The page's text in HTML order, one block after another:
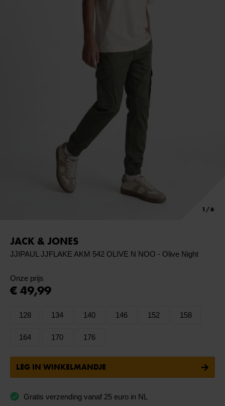
JACK & JONES
JJIPAUL JJFLAKE AKM 542 OLIVE N NOO - Olive Night
Onze prijs
€ 49,99
128 134 140 146 152 158
164 170 176
LEG IN WINKELMANDJE
Gratis verzending vanaf 25 euro in NL